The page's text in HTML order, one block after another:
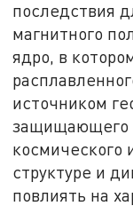
последствия
магнитного
ядро, в
источником
защищающего
космического
структуре и
повлиять на